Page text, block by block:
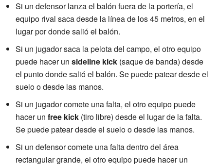
Si un defensor lanza el balón fuera de la portería, el
equipo rival saca desde la línea de los 45 metros, en el
lugar por donde salió el balón.
Si un jugador saca la pelota del campo, el otro equipo
puede hacer un sideline kick (saque de banda) desde
el punto donde salió el balón. Se puede patear desde el
suelo o desde las manos.
Si un jugador comete una falta, el otro equipo puede
hacer un free kick (tiro libre) desde el lugar de la falta.
Se puede patear desde el suelo o desde las manos.
Si un defensor comete una falta dentro del área
rectangular grande, el otro equipo puede hacer un